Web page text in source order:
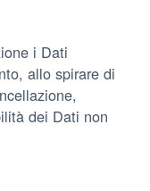
i Dati
allo spirare di
dei Dati non